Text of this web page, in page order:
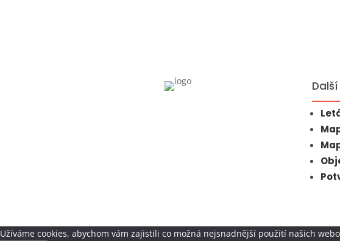
Užíváme cookies, abychom vám zajistili co možná nejsnadnější použití našich